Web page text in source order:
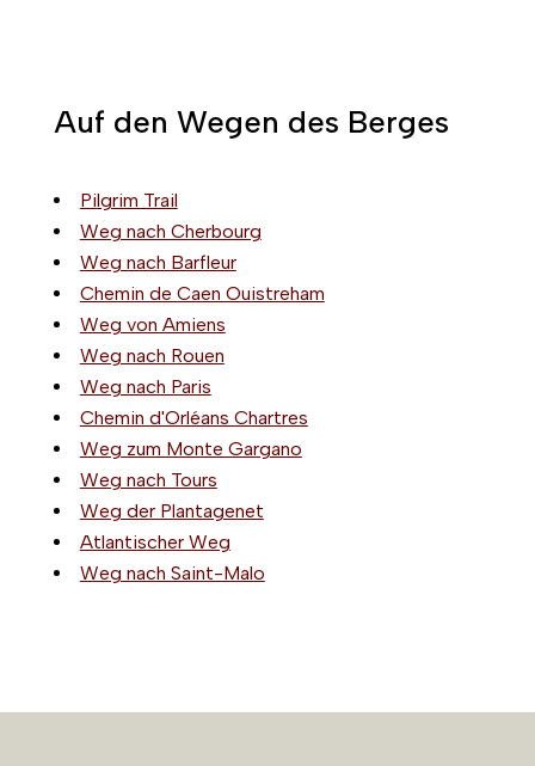
Auf den Wegen des Berges
Pilgrim Trail
Weg nach Cherbourg
Weg nach Barfleur
Chemin de Caen Ouistreham
Weg von Amiens
Weg nach Rouen
Weg nach Paris
Chemin d'Orléans Chartres
Weg zum Monte Gargano
Weg nach Tours
Weg der Plantagenet
Atlantischer Weg
Weg nach Saint-Malo